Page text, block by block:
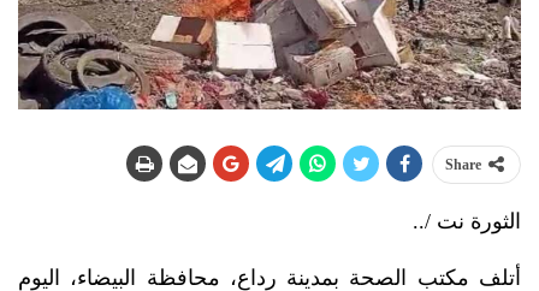
Share
الثورة نت /..
أتلف مكتب الصحة بمدينة رداع، محافظة البيضاء، اليوم